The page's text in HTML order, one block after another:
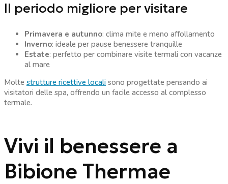
Il periodo migliore per visitare
Primavera e autunno: clima mite e meno affollamento
Inverno: ideale per pause benessere tranquille
Estate: perfetto per combinare visite termali con vacanze
al mare
Molte strutture ricettive locali sono progettate pensando ai
visitatori delle spa, offrendo un facile accesso al complesso
termale.
Vivi il benessere a
Bibione Thermae